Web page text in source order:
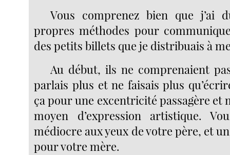
Vous comprenez bien que j’ai
propres méthodes pour
des petits billets que je distribuais à
Au début, ils ne comprenaient
parlais plus et ne faisais plus
ça pour une excentricité passagère et
moyen d’expression artistique.
médiocre aux yeux de votre père, et
pour votre mère.